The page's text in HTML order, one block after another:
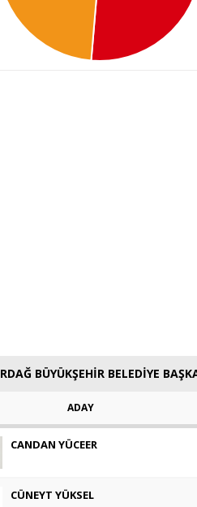
BÜYÜKŞEHİR BELEDİYE
ADAY
CANDAN YÜCEER
CÜNEYT YÜKSEL